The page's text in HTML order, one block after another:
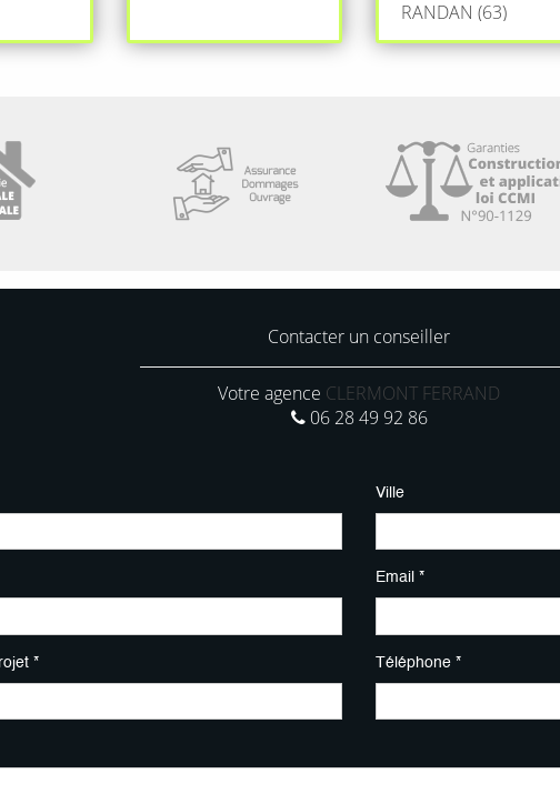
RANDAN (63)
Contacter un conseiller
Votre agence CLERMONT FERRAND
06 28 49 92 86
Ville
Email *
* Téléphone *